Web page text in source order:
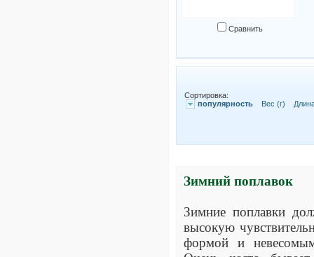
Сравнить
Сортировка:
популярность
Вес (г)
Зимний поплавок
Зимние поплавки
высокую
формой и